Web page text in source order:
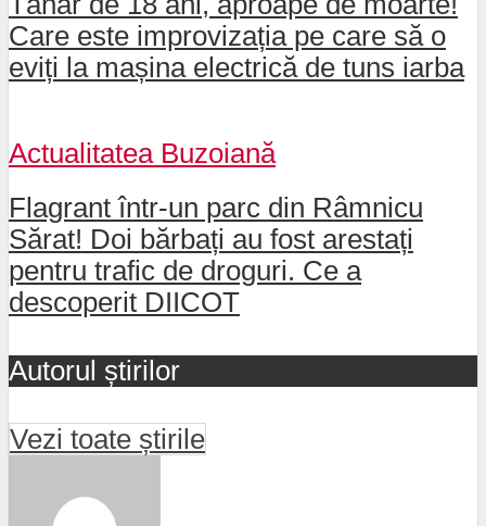
Care este improvizația pe care să o
eviți la mașina electrică de tuns iarba
Actualitatea Buzoiană
Flagrant într-un parc din Râmnicu
Sărat! Doi bărbați au fost arestați
pentru trafic de droguri. Ce a
descoperit DIICOT
Autorul știrilor
Vezi toate știrile